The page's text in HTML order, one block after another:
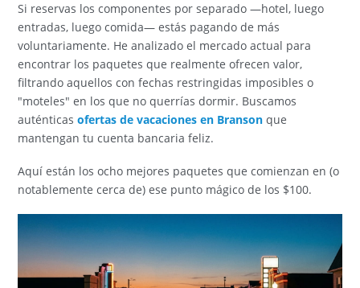
Si reservas los componentes por separado —hotel, luego
entradas, luego comida— estás pagando de más
voluntariamente. He analizado el mercado actual para
encontrar los paquetes que realmente ofrecen valor,
filtrando aquellos con fechas restringidas imposibles o
"moteles" en los que no querrías dormir. Buscamos
auténticasofertas de vacaciones en Branson que
mantengan tu cuenta bancaria feliz.
Aquí están los ocho mejores paquetes que comienzan en (o
notablemente cerca de) ese punto mágico de los $100.